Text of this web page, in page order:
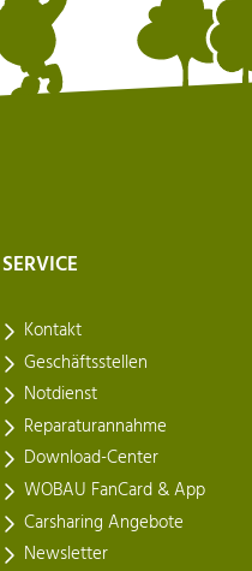
SERVICE
Kontakt
Geschäftsstellen
Notdienst
Reparaturannahme
Download-Center
WOBAU FanCard & App
Carsharing Angebote
Newsletter